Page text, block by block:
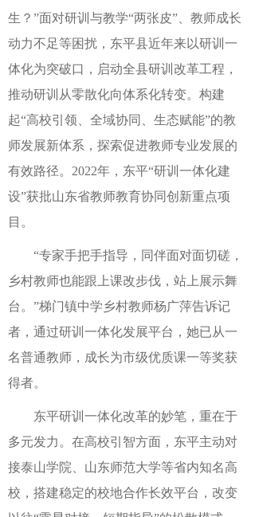
生？”面对研训与教学“两张皮”、教师成长
动力不足等困扰，东平县近年来以研训一
体化为突破口，启动全县研训改革工程，
推动研训从零散化向体系化转变。构建
起“高校引领、全域协同、生态赋能”的教
师发展新体系，探索促进教师专业发展的
有效路径。2022年，东平“研训一体化建
设”获批山东省教师教育协同创新重点项
目。
“专家手把手指导，同伴面对面切磋，
乡村教师也能跟上课改步伐，站上展示舞
台。”梯门镇中学乡村教师杨广萍告诉记
者，通过研训一体化发展平台，她已从一
名普通教师，成长为市级优质课一等奖获
得者。
东平研训一体化改革的妙笔，重在于
多元发力。在高校引智方面，东平主动对
接泰山学院、山东师范大学等省内知名高
校，搭建稳定的校地合作长效平台，改变